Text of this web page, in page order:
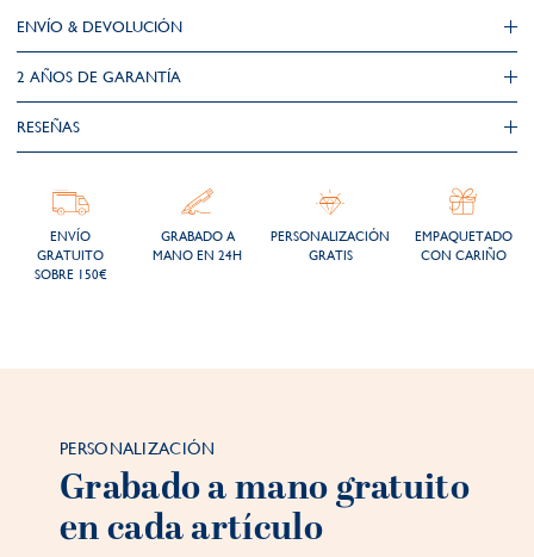
ENVÍO & DEVOLUCIÓN
2 AÑOS DE GARANTÍA​
RESEÑAS
ENVÍO
GRATUITO
SOBRE 150€
GRABADO A
MANO EN 24H
PERSONALIZACIÓN
GRATIS
EMPAQUETADO
CON CARIÑO
PERSONALIZACIÓN
Grabado a mano gratuito
en cada artículo